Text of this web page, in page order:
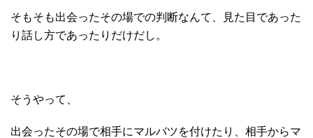
そもそも出会ったその場での判断なんて、見た目であった
り話し方であったりだけだし。
そうやって、
出会ったその場で相手にマルバツを付けたり、相手からマ